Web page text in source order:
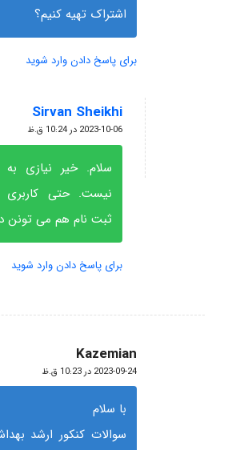
اشتراک تهیه کنیم؟
برای پاسخ دادن وارد شوید
Sirvan Sheikhi
گفته:
2023-10-06 در 10:24 ق.ظ
سلام. خیر نیازی به
نیست. حتی کاربری
ثبت نام هم می تونن
برای پاسخ دادن وارد شوید
Kazemian
گفته:
2023-09-24 در 10:23 ق.ظ
با سلام
سوالات کنکور ارشد